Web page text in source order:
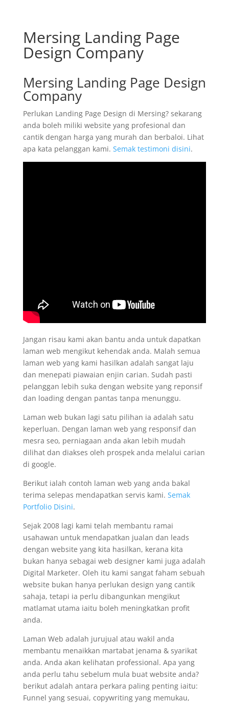
Mersing Landing Page
Design Company
Mersing Landing Page Design
Company
Perlukan Landing Page Design di Mersing? sekarang
anda boleh miliki website yang profesional dan
cantik dengan harga yang murah dan berbaloi. Lihat
apa kata pelanggan kami. Semak testimoni disini.
Jangan risau kami akan bantu anda untuk dapatkan
laman web mengikut kehendak anda. Malah semua
laman web yang kami hasilkan adalah sangat laju
dan menepati piawaian enjin carian. Sudah pasti
pelanggan lebih suka dengan website yang reponsif
dan loading dengan pantas tanpa menunggu.
Laman web bukan lagi satu pilihan ia adalah satu
keperluan. Dengan laman web yang responsif dan
mesra seo, perniagaan anda akan lebih mudah
dilihat dan diakses oleh prospek anda melalui carian
di google.
Berikut ialah contoh laman web yang anda bakal
terima selepas mendapatkan servis kami. Semak
Portfolio Disini.
Sejak 2008 lagi kami telah membantu ramai
usahawan untuk mendapatkan jualan dan leads
dengan website yang kita hasilkan, kerana kita
bukan hanya sebagai web designer kami juga adalah
Digital Marketer. Oleh itu kami sangat faham sebuah
website bukan hanya perlukan design yang cantik
sahaja, tetapi ia perlu dibangunkan mengikut
matlamat utama iaitu boleh meningkatkan profit
anda.
Laman Web adalah jurujual atau wakil anda
membantu menaikkan martabat jenama & syarikat
anda. Anda akan kelihatan professional. Apa yang
anda perlu tahu sebelum mula buat website anda?
berikut adalah antara perkara paling penting iaitu:
Funnel yang sesuai, copywriting yang memukau,